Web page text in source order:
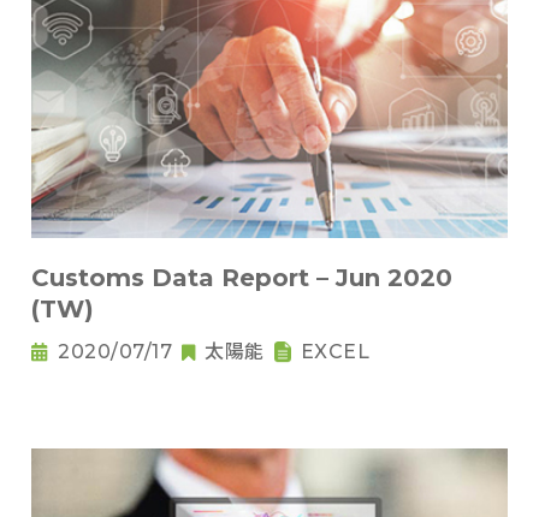
Customs Data Report – Jun 2020
(TW)
2020/07/17 太陽能 EXCEL